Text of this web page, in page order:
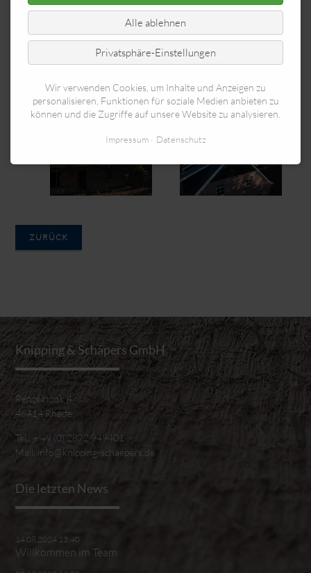
ZURÜCK
Knipping & Schäpers GmbH
Renzelhook 4
46414 Rhede
Tel.: + 49 (0) 2872 949401
Mail: info@knipping-schaepers.de
Die letzten News
14.08.2024 13:40
Willkommen im Team
Alle ablehnen
Privatsphäre-Einstellungen
Wir verwenden Cookies, um Inhalte und Anzeigen zu
personalisieren, Funktionen für soziale Medien anbieten zu
können und die Zugriffe auf unsere Website zu analysieren.
Impressum Datenschutz